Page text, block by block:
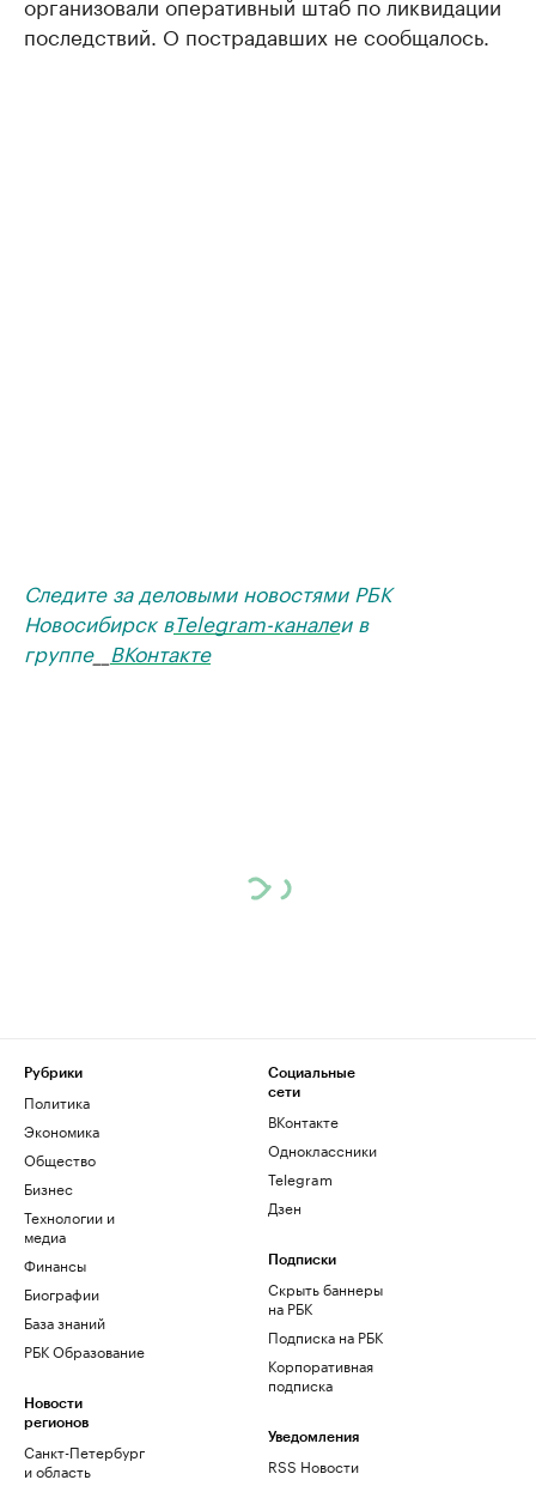
последствий. О пострадавших не сообщалось.
Следите за деловыми новостями РБК
Новосибирск вTelegram-каналеи в
группе__ ВКонтакте
Рубрики
Политика
Экономика
Общество
Бизнес
Технологии и
медиа
Финансы
Биографии
База знаний
РБК Образование
Новости
регионов
Санкт-Петербург
и область
Социальные
сети
ВКонтакте
Одноклассники
Telegram
Дзен
Подписки
Скрыть баннеры
на РБК
Подписка на РБК
Корпоративная
подписка
Уведомления
RSS Новости